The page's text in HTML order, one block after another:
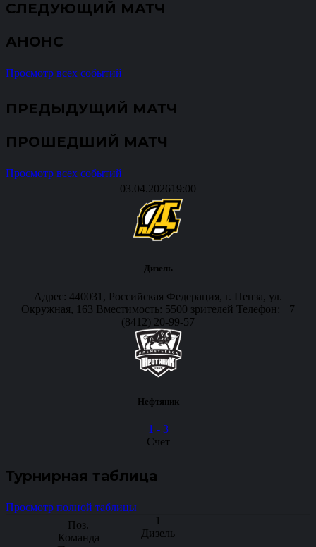
СЛЕДУЮЩИЙ МАТЧ
АНОНС
Просмотр всех событий
ПРЕДЫДУЩИЙ МАТЧ
ПРОШЕДШИЙ МАТЧ
Просмотр всех событий
03.04.2026 19:00
Дизель
Адрес: 440031, Российская Федерация, г. Пенза, ул.
Окружная, 163 Вместимость: 5500 зрителей Телефон: +7
(8412) 20-99-57
Нефтяник
1 - 3
Счет
Турнирная таблица
Просмотр полной таблицы
1
Дизель